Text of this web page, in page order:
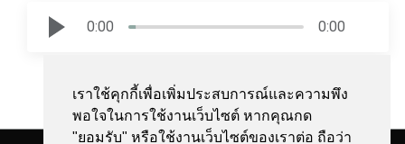
เราใช้คุกกี้เพื่อเพิ่มประสบการณ์และความพึง
พอใจในการใช้งานเว็บไซต์ หากคุณกด
"ยอมรับ" หรือใช้งานเว็บไซต์ของเราต่อ ถือว่า
0:00 0:00